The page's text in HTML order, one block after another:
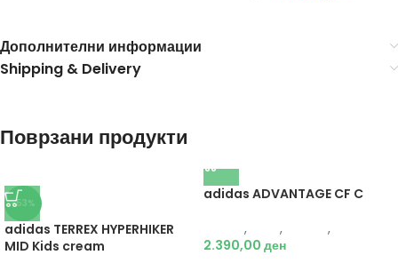
Дополнителни информации
Shipping & Delivery
Поврзани продукти
-53%
adidas TERREX HYPERHIKER
MID Kids cream
adidas ADVANTAGE CF C
, , ,
2.390,00 ден